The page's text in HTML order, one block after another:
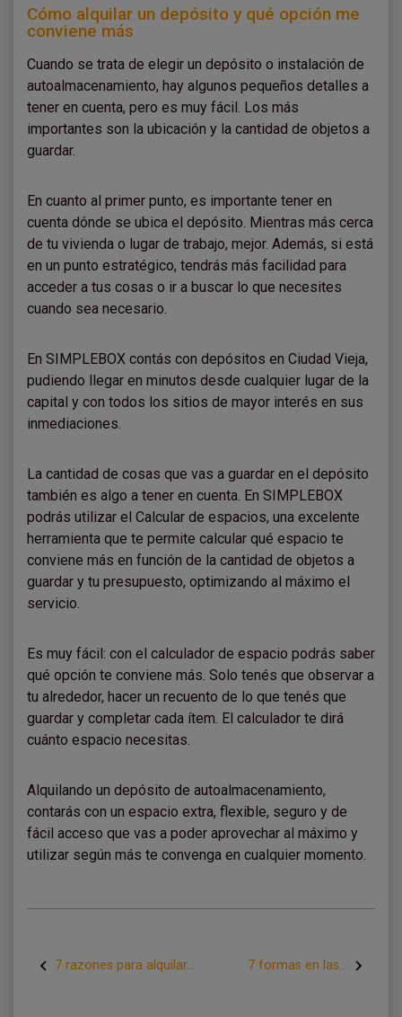
Cómo alquilar un depósito y qué opción me
conviene más
Cuando se trata de elegir un depósito o instalación de
autoalmacenamiento, hay algunos pequeños detalles a
tener en cuenta, pero es muy fácil. Los más
importantes son la ubicación y la cantidad de objetos a
guardar.
En cuanto al primer punto, es importante tener en
cuenta dónde se ubica el depósito. Mientras más cerca
de tu vivienda o lugar de trabajo, mejor. Además, si está
en un punto estratégico, tendrás más facilidad para
acceder a tus cosas o ir a buscar lo que necesites
cuando sea necesario.
En SIMPLEBOX contás con depósitos en Ciudad Vieja,
pudiendo llegar en minutos desde cualquier lugar de la
capital y con todos los sitios de mayor interés en sus
inmediaciones.
La cantidad de cosas que vas a guardar en el depósito
también es algo a tener en cuenta. En SIMPLEBOX
podrás utilizar el Calcular de espacios, una excelente
herramienta que te permite calcular qué espacio te
conviene más en función de la cantidad de objetos a
guardar y tu presupuesto, optimizando al máximo el
servicio.
Es muy fácil: con el calculador de espacio podrás saber
qué opción te conviene más. Solo tenés que observar a
tu alrededor, hacer un recuento de lo que tenés que
guardar y completar cada ítem. El calculador te dirá
cuánto espacio necesitas.
Alquilando un depósito de autoalmacenamiento,
contarás con un espacio extra, flexible, seguro y de
fácil acceso que vas a poder aprovechar al máximo y
utilizar según más te convenga en cualquier momento.
7 razones para alquilar... 7 formas en las...